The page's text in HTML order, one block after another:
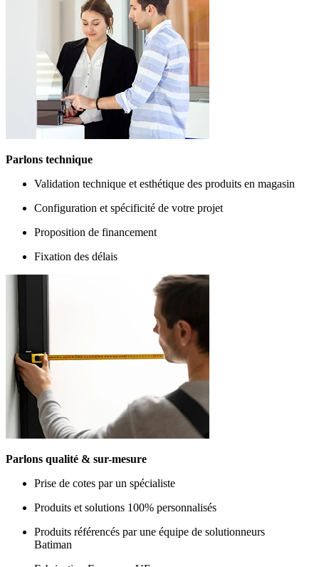
Parlons technique
Validation technique et esthétique des produits en magasin
Configuration et spécificité de votre projet
Proposition de financement
Fixation des délais
Parlons qualité & sur-mesure
Prise de cotes par un spécialiste
Produits et solutions 100% personnalisés
Produits référencés par une équipe de solutionneurs
Batiman